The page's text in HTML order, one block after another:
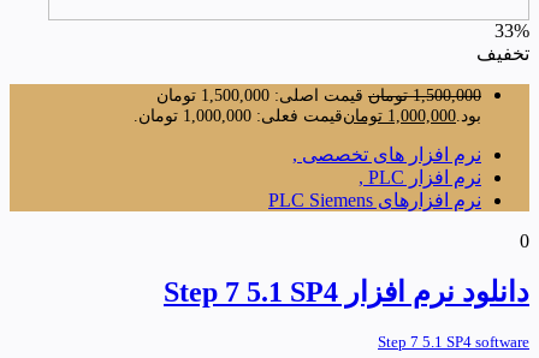
33%
تخفیف
1,500,000 تومان
قیمت اصلی: 1,500,000 تومان
بود. 1,000,000 تومانقیمت فعلی: 1,000,000 تومان.
نرم افزار های تخصصی ,
نرم افزار PLC ,
نرم افزارهای PLC Siemens
0
دانلود نرم افزار Step 7 5.1 SP4
Step 7 5.1 SP4 software